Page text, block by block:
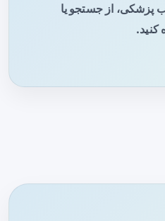
پزشکی، از جستجو یا
کنید.